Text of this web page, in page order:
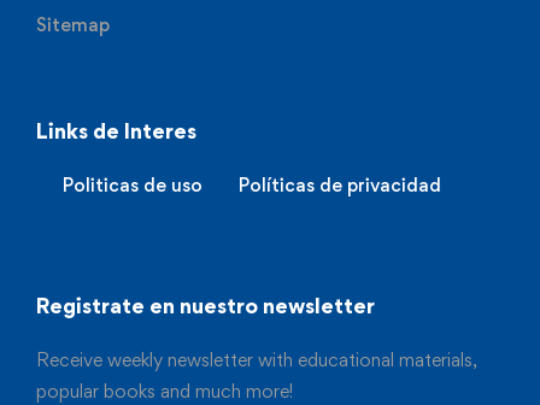
Sitemap
Links de Interes
Politicas de uso Políticas de privacidad
Registrate en nuestro newsletter
Receive weekly newsletter with educational materials,
popular books and much more!